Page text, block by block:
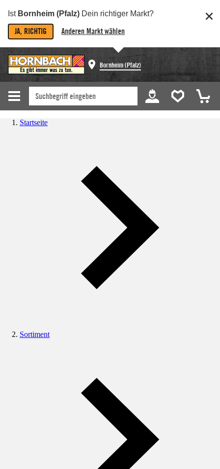
Ist Bornheim (Pfalz) Dein richtiger Markt?
JA, RICHTIG Anderen Markt wählen
Bornheim (Pfalz)
Startseite
Sortiment